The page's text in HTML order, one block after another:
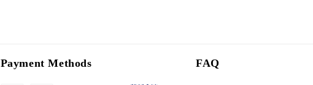
Payment Methods FAQ